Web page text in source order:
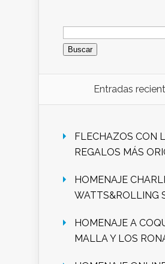
Buscar:
Entradas
FLECHAZOS CON
REGALOS MÁS
HOMENAJE
WATTS&ROLLING
HOMENAJE A
MALLA Y LOS